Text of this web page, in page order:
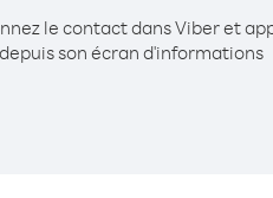
le contact dans Viber et
depuis son écran d'informations